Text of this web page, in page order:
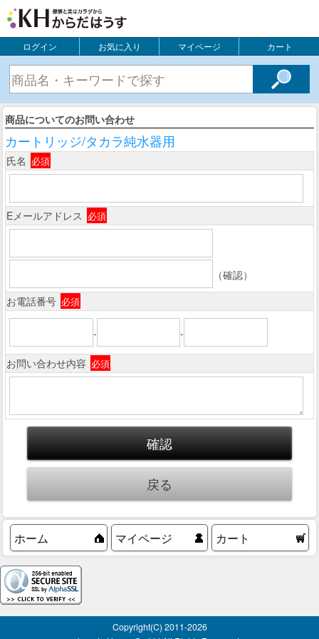
ログイン お気に入り マイページ カート
商品についてのお問い合わせ
カートリッジ/タカラ純水器用
氏名 必須
Eメールアドレス 必須
（確認）
お電話番号 必須
- -
お問い合わせ内容 必須
ホーム マイページ カート
Copyright(C) 2011-2026